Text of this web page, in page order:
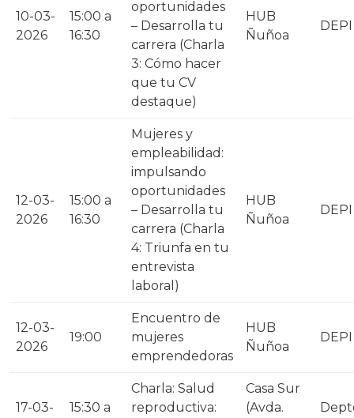
10-03-
2026
15:00 a
16:30
oportunidades
– Desarrolla tu
carrera (Charla
3: Cómo hacer
que tu CV
destaque)
HUB
Ñuñoa
12-03-
2026
15:00 a
16:30
Mujeres y
empleabilidad:
impulsando
oportunidades
– Desarrolla tu
carrera (Charla
4: Triunfa en tu
entrevista
laboral)
HUB
Ñuñoa
12-03-
2026
19:00
Encuentro de
mujeres
emprendedoras
HUB
Ñuñoa
DEPI
17-03-
15:30 a
Charla: Salud
reproductiva:
Casa Sur
(Avda.